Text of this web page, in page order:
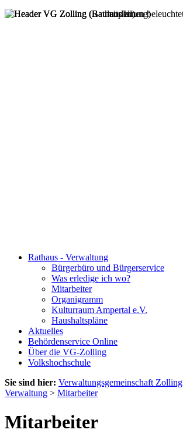
Rathaus - Verwaltung
Bürgerbüro und Bürgerservice
Was erledige ich wo?
Mitarbeiter
Organigramm
Kulturraum Ampertal e.V.
Haushaltspläne
Aktuelles
Behördenservice Online
Über die VG-Zolling
Volkshochschule
Sie sind hier: Verwaltungsgemeinschaft Zolling
Verwaltung > Mitarbeiter
Mitarbeiter